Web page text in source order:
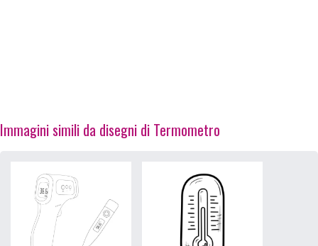
Immagini simili da disegni di Termometro